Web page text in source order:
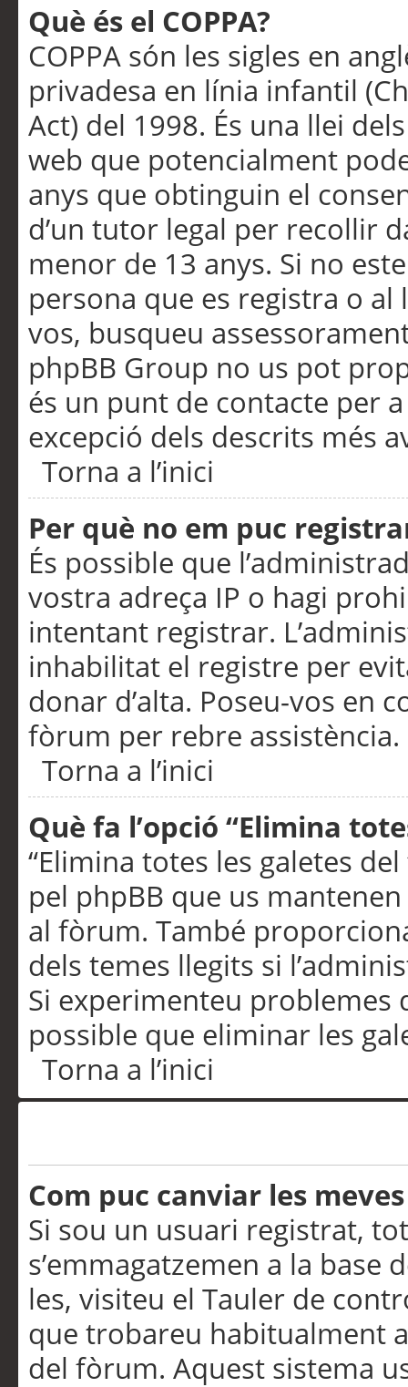
Què és el COPPA?
COPPA són les sigles en
privadesa en línia infantil
Act) del 1998. És una llei
web que potencialment
anys que obtinguin el
d’un tutor legal per recollir
menor de 13 anys. Si no
persona que es registra o
vos, busqueu
phpBB Group no us pot
és un punt de contacte per
excepció dels descrits més
Torna a l’inici
Per què no em puc
És possible que
vostra adreça IP o hagi
intentant registrar.
inhabilitat el registre per
donar d’alta. Poseu-vos en
fòrum per rebre assistència.
Torna a l’inici
Què fa l’opció “Elimina
“Elimina totes les galetes
pel phpBB que us
al fòrum. També
dels temes llegits si
Si experimenteu problemes
possible que eliminar les
Torna a l’inici
Com puc canviar les
Si sou un usuari registrat,
s’emmagatzemen a la
les, visiteu el Tauler de
que trobareu habitualment
del fòrum. Aquest sistema